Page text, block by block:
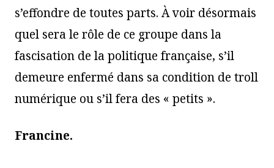
s’effondre de toutes parts. À voir désormais
quel sera le rôle de ce groupe dans la
fascisation de la politique française, s’il
demeure enfermé dans sa condition de troll
numérique ou s’il fera des « petits ».
Francine.